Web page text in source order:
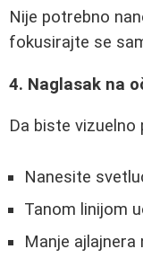
Nije potrebno
fokusirajte se
4. Naglasak na
Da biste vizuelno
Nanesite
Tanom linijom
Manje ajlajnera